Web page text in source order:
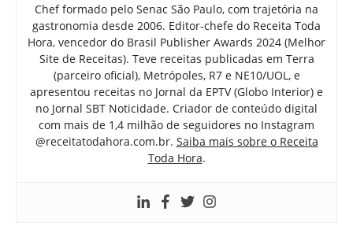
Chef formado pelo Senac São Paulo, com trajetória na
gastronomia desde 2006. Editor-chefe do Receita Toda
Hora, vencedor do Brasil Publisher Awards 2024 (Melhor
Site de Receitas). Teve receitas publicadas em Terra
(parceiro oficial), Metrópoles, R7 e NE10/UOL, e
apresentou receitas no Jornal da EPTV (Globo Interior) e
no Jornal SBT Noticidade. Criador de conteúdo digital
com mais de 1,4 milhão de seguidores no Instagram
@receitatodahora.com.br. Saiba mais sobre o Receita
Toda Hora.